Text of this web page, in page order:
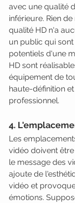
avec une qualité
inférieure. Rien
qualité HD n'a
un public qui
potentiels d'une
HD sont
équipement de
haute-définition
professionnel.
4.
Les
vidéo doivent
le message des
ajoute de
vidéo et
émotions.